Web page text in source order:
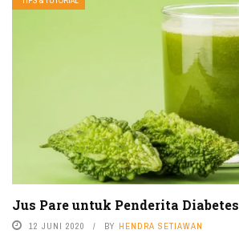
Jus Pare untuk Penderita Diabetes
12 JUNI 2020 BY HENDRA SETIAWAN